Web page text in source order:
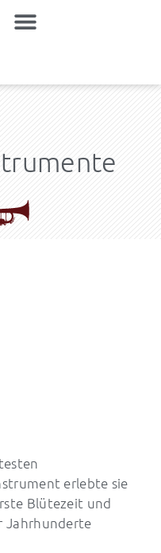
erlebte sie
Blütezeit und
Jahrhunderte